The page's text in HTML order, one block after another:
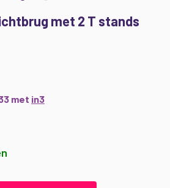
met 2 T stands
met in3